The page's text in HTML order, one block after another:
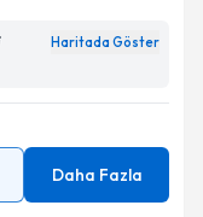
Haritada Göster
Daha Fazla